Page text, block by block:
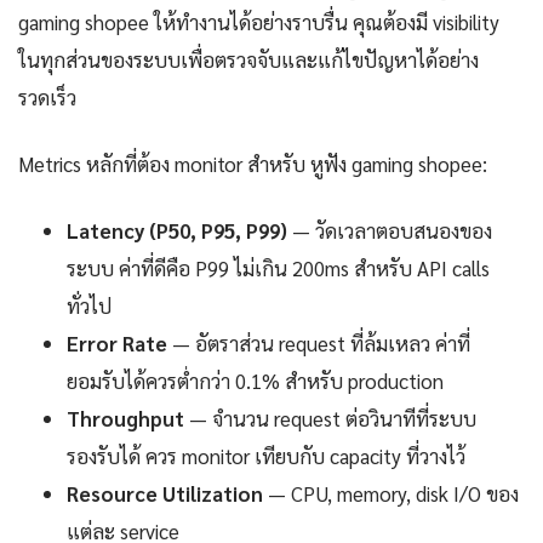
gaming shopee ให้ทำงานได้อย่างราบรื่น คุณต้องมี visibility
ในทุกส่วนของระบบเพื่อตรวจจับและแก้ไขปัญหาได้อย่าง
รวดเร็ว
Metrics หลักที่ต้อง monitor สำหรับ หูฟัง gaming shopee:
Latency (P50, P95, P99) — วัดเวลาตอบสนองของ
ระบบ ค่าที่ดีคือ P99 ไม่เกิน 200ms สำหรับ API calls
ทั่วไป
Error Rate — อัตราส่วน request ที่ล้มเหลว ค่าที่
ยอมรับได้ควรต่ำกว่า 0.1% สำหรับ production
Throughput — จำนวน request ต่อวินาทีที่ระบบ
รองรับได้ ควร monitor เทียบกับ capacity ที่วางไว้
Resource Utilization — CPU, memory, disk I/O ของ
แต่ละ service